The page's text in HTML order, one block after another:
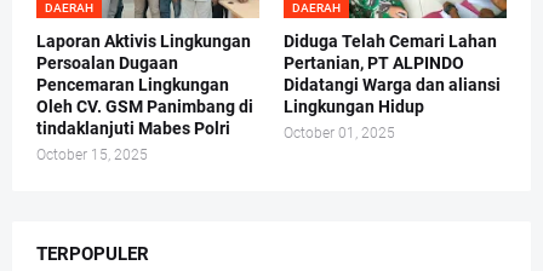
DAERAH
Laporan Aktivis Lingkungan
Persoalan Dugaan
Pencemaran Lingkungan
Oleh CV. GSM Panimbang di
tindaklanjuti Mabes Polri
October 15, 2025
DAERAH
Diduga Telah Cemari Lahan
Pertanian, PT ALPINDO
Didatangi Warga dan aliansi
Lingkungan Hidup
October 01, 2025
TERPOPULER